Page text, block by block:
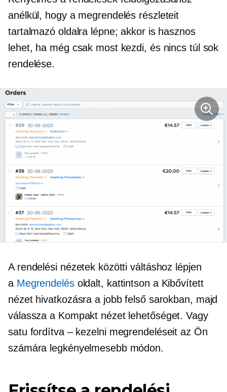
anélkül, hogy a megrendelés részleteit
tartalmazó oldalra lépne; akkor is hasznos
lehet, ha még csak most kezdi, és nincs túl sok
rendelése.
A rendelési nézetek közötti váltáshoz lépjen
a Megrendelésoldalt, kattintson a Kibővített
nézet hivatkozásra a jobb felső sarokban, majd
válassza a Kompakt nézet lehetőséget. Vagy
satu fordítva – kezelnimegrendeléseit az Ön
számára legkényelmesebb módon.